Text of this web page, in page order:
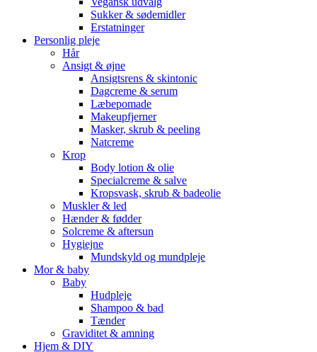
Sukker & sødemidler
Erstatninger
Personlig pleje
Hår
Ansigt & øjne
Ansigtsrens & skintonic
Dagcreme & serum
Læbepomade
Makeupfjerner
Masker, skrub & peeling
Natcreme
Krop
Body lotion & olie
Specialcreme & salve
Kropsvask, skrub & badeolie
Muskler & led
Hænder & fødder
Solcreme & aftersun
Hygiejne
Mundskyld og mundpleje
Mor & baby
Baby
Hudpleje
Shampoo & bad
Tænder
Graviditet & amning
Hjem & DIY